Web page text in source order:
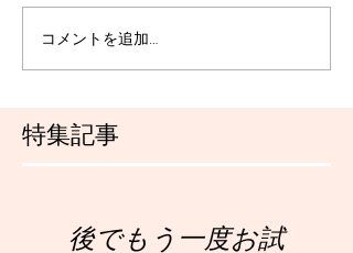
特集記事
コメントを追加…
後でもう一度お試